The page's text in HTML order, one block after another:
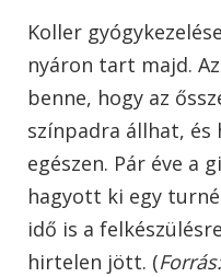
Koller
nyáron tart majd.
benne, hogy az
színpadra állhat, és
egészen. Pár éve a
hagyott ki egy
idő is a
hirtelen jött. (